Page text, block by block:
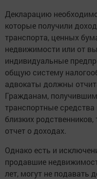
Декларацию
которые получили
транспорта, ценных
недвижимости или от
индивидуальные
общую систему
адвокаты должны
Гражданам,
транспортные
близких
отчет о доходах.
Однако есть и
продавшие
лет, могут не подавать